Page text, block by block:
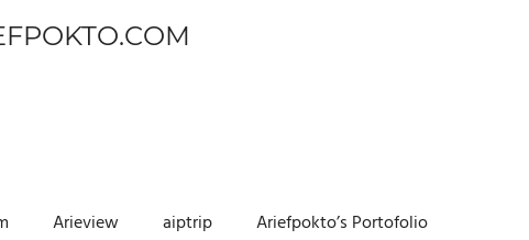
Arieview aiptrip Ariefpokto’s Portofolio